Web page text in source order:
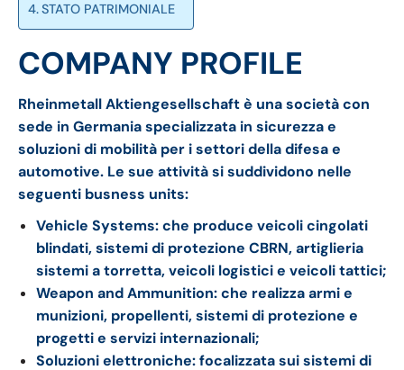
STATO PATRIMONIALE
COMPANY PROFILE
Rheinmetall Aktiengesellschaft è una società con
sede in Germania specializzata in sicurezza e
soluzioni di mobilità per i settori della difesa e
automotive. Le sue attività si suddividono nelle
seguenti busness units:
Vehicle Systems: che produce veicoli cingolati
blindati, sistemi di protezione CBRN, artiglieria
sistemi a torretta, veicoli logistici e veicoli tattici;
Weapon and Ammunition: che realizza armi e
munizioni, propellenti, sistemi di protezione e
progetti e servizi internazionali;
Soluzioni elettroniche: focalizzata sui sistemi di